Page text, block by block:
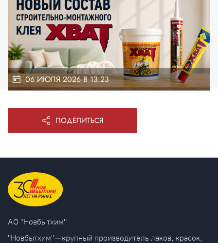
06 ИЮЛЯ 2026 В 13:23
ПОДЕЛИТЬСЯ
AO "Новбытхим"
"Новбытхим" — крупный производитель лаков, красок,